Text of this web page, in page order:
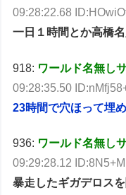
09:28:22.68
一日１時間とか高橋
918: ワールド名無し
09:28:35.50
23時間で穴ほって埋
936: ワールド名無し
09:29:28.12
暴走したギガデロス